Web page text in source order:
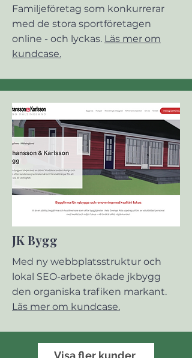
Familjeföretag som konkurrerar
med de stora sportföretagen
online - och lyckas. Läs mer om
kundcase.
JK Bygg
Med ny webbplatsstruktur och
lokal SEO-arbete ökade jkbygg
den organiska trafiken markant.
Läs mer om kundcase.
Visa fler kunder